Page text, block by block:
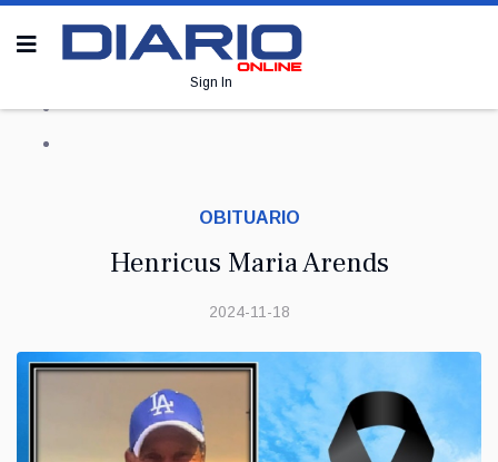
Sign In
OBITUARIO
Henricus Maria Arends
2024-11-18